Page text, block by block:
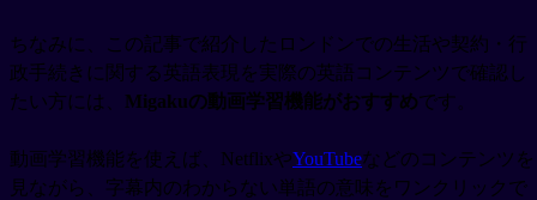
ちなみに、この記事で紹介したロンドンでの生活や契約・行
政手続きに関する英語表現を実際の英語コンテンツで確認し
たい方には、 Migakuの動画学習機能がおすすめです。
動画学習機能を使えば、NetflixやYouTubeなどのコンテンツを
見ながら、字幕内のわからない単語の意味をワンクリックで